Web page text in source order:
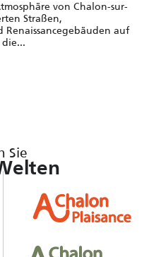
von Chalon-sur-
Straßen,
Renaissancegebäuden auf
die...
Sie